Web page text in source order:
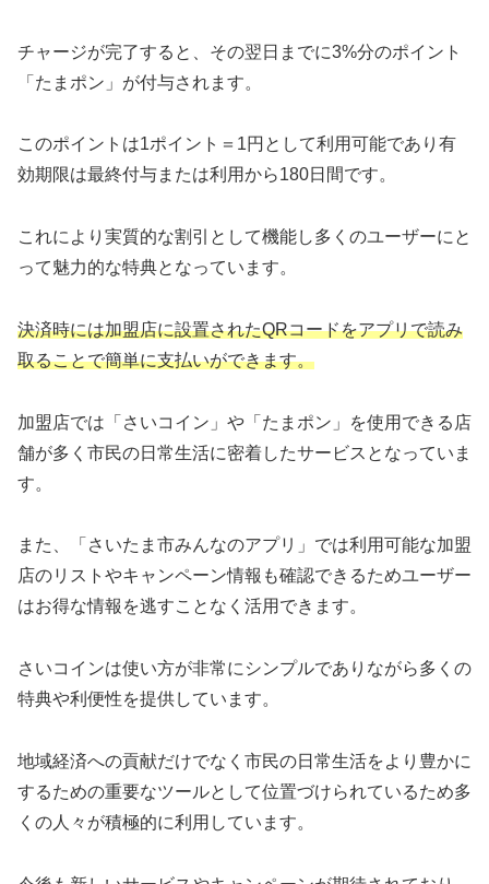
チャージが完了すると、その翌日までに3%分のポイント
「たまポン」が付与されます。
このポイントは1ポイント＝1円として利用可能であり有
効期限は最終付与または利用から180日間です。
これにより実質的な割引として機能し多くのユーザーにと
って魅力的な特典となっています。
決済時には加盟店に設置されたQRコードをアプリで読み
取ることで簡単に支払いができます。
加盟店では「さいコイン」や「たまポン」を使用できる店
舗が多く市民の日常生活に密着したサービスとなっていま
す。
また、「さいたま市みんなのアプリ」では利用可能な加盟
店のリストやキャンペーン情報も確認できるためユーザー
はお得な情報を逃すことなく活用できます。
さいコインは使い方が非常にシンプルでありながら多くの
特典や利便性を提供しています。
地域経済への貢献だけでなく市民の日常生活をより豊かに
するための重要なツールとして位置づけられているため多
くの人々が積極的に利用しています。